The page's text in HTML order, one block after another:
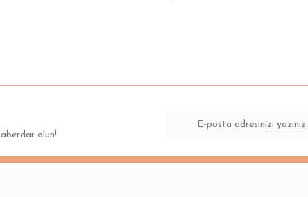
bilgiler bulunuyor.
bulunuyor.
daha pahalı.
olun!